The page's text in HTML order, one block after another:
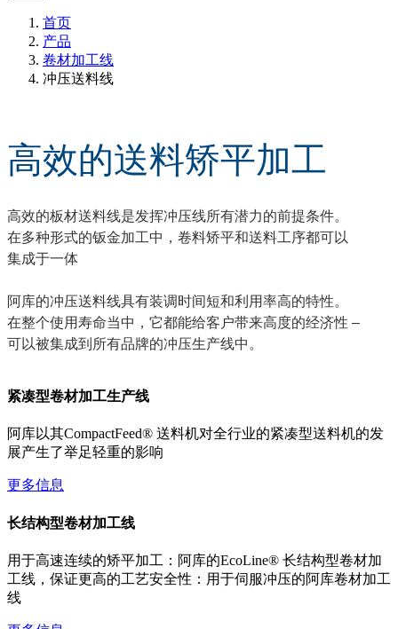
首页
产品
卷材加工线
冲压送料线
高效的送料矫平加工
高效的板材送料线是发挥冲压线所有潜力的前提条件。
在多种形式的钣金加工中，卷料矫平和送料工序都可以
集成于一体
阿库的冲压送料线具有装调时间短和利用率高的特性。
在整个使用寿命当中，它都能给客户带来高度的经济性 –
可以被集成到所有品牌的冲压生产线中。
紧凑型卷材加工生产线
阿库以其CompactFeed® 送料机对全行业的紧凑型送料机的发
展产生了举足轻重的影响
更多信息
长结构型卷材加工线
用于高速连续的矫平加工：阿库的EcoLine® 长结构型卷材加
工线，保证更高的工艺安全性：用于伺服冲压的阿库卷材加工
线